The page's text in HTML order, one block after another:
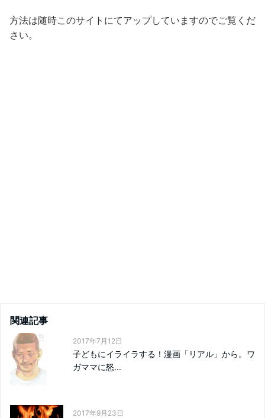
方法は随時このサイトにてアップしていますのでご覧くだ
さい。
関連記事
2017年7月12日
子どもにイライラする！漫画「リアル」から。ワ
ガママに怒...
2017年9月23日